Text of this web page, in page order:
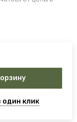
один клик